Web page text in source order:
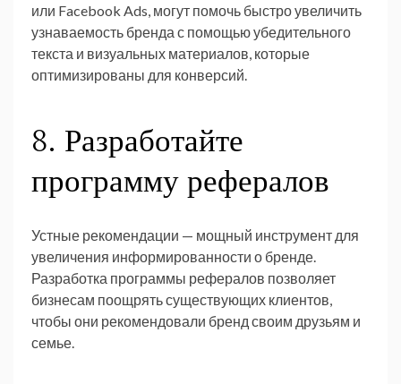
или Facebook Ads, могут помочь быстро увеличить
узнаваемость бренда с помощью убедительного
текста и визуальных материалов, которые
оптимизированы для конверсий.
8. Разработайте
программу рефералов
Устные рекомендации — мощный инструмент для
увеличения информированности о бренде.
Разработка программы рефералов позволяет
бизнесам поощрять существующих клиентов,
чтобы они рекомендовали бренд своим друзьям и
семье.